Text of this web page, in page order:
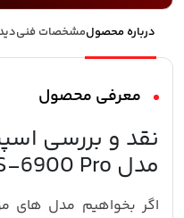
درباره محصولمشخصات فنی
معرفی محصول
نقد و بررسی
مدل Pioneer TS-6900 Pro
اگر بخواهیم مدل های